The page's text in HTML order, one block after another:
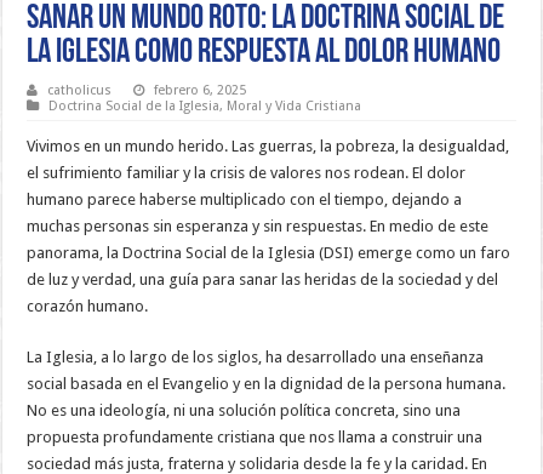
Sanar un mundo roto: La Doctrina Social de
la Iglesia como respuesta al dolor humano
catholicus
febrero 6, 2025
Doctrina Social de la Iglesia, Moral y Vida Cristiana
Vivimos en un mundo herido. Las guerras, la pobreza, la desigualdad,
el sufrimiento familiar y la crisis de valores nos rodean. El dolor
humano parece haberse multiplicado con el tiempo, dejando a
muchas personas sin esperanza y sin respuestas. En medio de este
panorama, la Doctrina Social de la Iglesia (DSI) emerge como un faro
de luz y verdad, una guía para sanar las heridas de la sociedad y del
corazón humano.
La Iglesia, a lo largo de los siglos, ha desarrollado una enseñanza
social basada en el Evangelio y en la dignidad de la persona humana.
No es una ideología, ni una solución política concreta, sino una
propuesta profundamente cristiana que nos llama a construir una
sociedad más justa, fraterna y solidaria desde la fe y la caridad. En